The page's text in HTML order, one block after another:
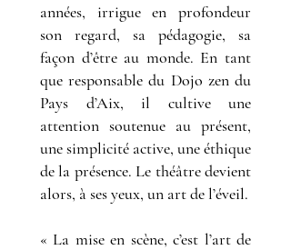
années, irrigue en profondeur
son regard, sa pédagogie, sa
façon d’être au monde. En tant
que responsable du Dojo zen du
Pays d’Aix, il cultive une
attention soutenue au présent,
une simplicité active, une éthique
de la présence. Le théâtre devient
alors, à ses yeux, un art de l’éveil.
« La mise en scène, c’est l’art de